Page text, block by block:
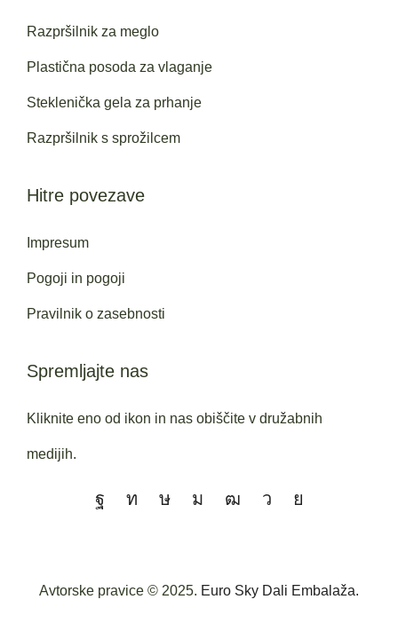
Razpršilnik za meglo
Plastična posoda za vlaganje
Steklenička gela za prhanje
Razpršilnik s sprožilcem
Hitre povezave
Impresum
Pogoji in pogoji
Pravilnik o zasebnosti
Spremljajte nas
Kliknite eno od ikon in nas obiščite v družabnih
medijih.
Avtorske pravice © 2025. Euro Sky Dali Embalaža.